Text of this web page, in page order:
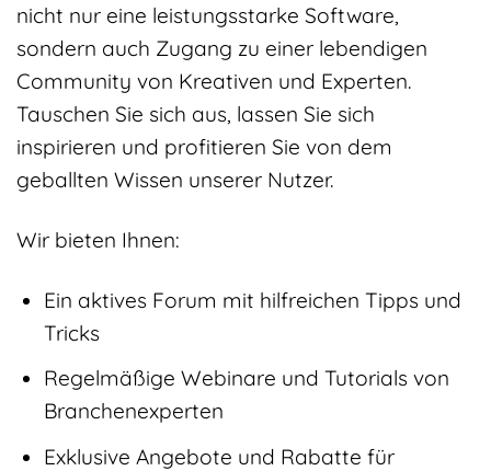
nicht nur eine leistungsstarke Software,
sondern auch Zugang zu einer lebendigen
Community von Kreativen und Experten.
Tauschen Sie sich aus, lassen Sie sich
inspirieren und profitieren Sie von dem
geballten Wissen unserer Nutzer.
Wir bieten Ihnen:
Ein aktives Forum mit hilfreichen Tipps und
Tricks
Regelmäßige Webinare und Tutorials von
Branchenexperten
Exklusive Angebote und Rabatte für